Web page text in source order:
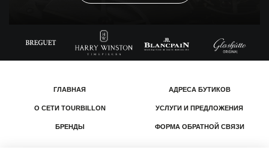
ГЛАВНАЯ
О СЕТИ TOURBILLON
БРЕНДЫ
АДРЕСА БУТИКОВ
УСЛУГИ И ПРЕДЛОЖЕНИЯ
ФОРМА ОБРАТНОЙ СВЯЗИ